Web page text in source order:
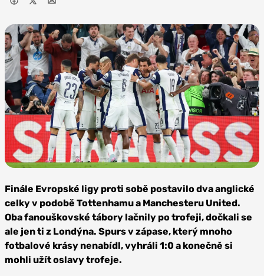
Profimedia
Finále Evropské ligy proti sobě postavilo dva anglické
celky v podobě Tottenhamu a Manchesteru United.
Oba fanouškovské tábory lačnily po trofeji, dočkali se
ale jen ti z Londýna. Spurs v zápase, který mnoho
fotbalové krásy nenabídl, vyhráli 1:0 a konečně si
mohli užít oslavy trofeje.